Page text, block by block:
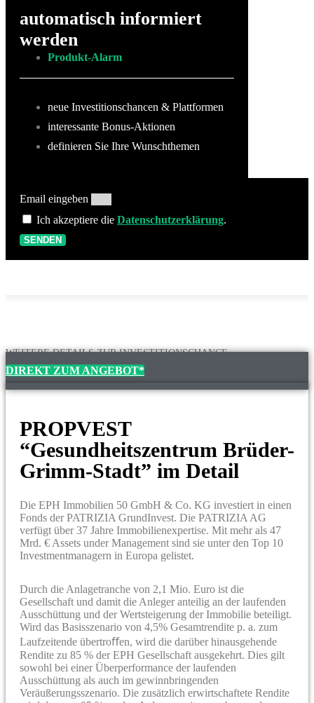
automatisch informiert
werden
Produkt-Alarm
neue Investitionschancen & Plattformen
interessante Bonus-Aktionen
definieren Sie Ihre Wunschthemen
Email eingeben
Ich akzeptiere die Datenschutzerklärung.
SENDEN
WEITERE DETAILS ZUR INVESTITIONSCHANCE
DIREKT ZUM ANGEBOT*
PROPVEST
“Gesundheitszentrum Brüder-
Grimm-Stadt” im Detail
Die EPH Immobilien 50 GmbH & Co. KG investiert in einen
Fonds der PATRIZIA GrundInvest. Die PATRIZIA AG
verfügt über 37 Jahre Immobilienexpertise. Mit mehr als 47
Mrd. € Assets under Management sind sie unter den Top 10
Investmentmanagern in Europa gelistet.
Durch die Anlagetranche von 2,1 Mio. Euro ist die
Gesellschaft und damit die Anleger anteilig an der laufenden
Ausschüttung und der Wertsteigerung der Immobilie beteiligt.
Wird das Basisszenario von 4,5% Gesamtrendite p. a. zum
Laufzeitende übertroﬀen, wird die darüber hinausgehende
Rendite zu 85 % der EPH Gesellschaft ausgekehrt. Dies gilt
sowohl bei einer Überperformance der laufenden
Ausschüttung als auch im gewinnbringenden
Veräußerungsszenario. Die zusätzlich erwirtschaftete Rendite